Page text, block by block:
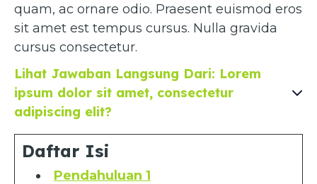
quam, ac ornare odio. Praesent euismod eros
sit amet est tempus cursus. Nulla gravida
cursus consectetur.
Lihat Jawaban Langsung Dari: Lorem
ipsum dolor sit amet, consectetur
adipiscing elit?
Daftar Isi
Pendahuluan 1